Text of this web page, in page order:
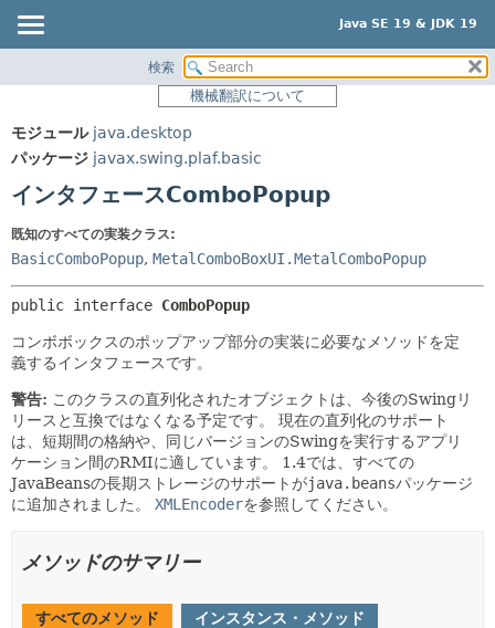
Java SE 19 & JDK 19
パッケージ
使用
ツリー
新規
非推奨
ヘルプ
サマリー:
ネスト済
メソッド
詳細:
メソッド
検索
機械翻訳について
モジュール java.desktop
パッケージ javax.swing.plaf.basic
インタフェースComboPopup
既知のすべての実装クラス:
BasicComboPopup, MetalComboBoxUI.MetalComboPopup
public interface ComboPopup
コンボボックスのポップアップ部分の実装に必要なメソッドを定
義するインタフェースです。
警告: このクラスの直列化されたオブジェクトは、今後のSwingリ
リースと互換ではなくなる予定です。
現在の直列化のサポート
は、短期間の格納や、同じバージョンのSwingを実行するアプリ
ケーション間のRMIに適しています。
1.4では、すべての
JavaBeansの長期ストレージのサポートがjava.beansパッケージ
に追加されました。
XMLEncoderを参照してください。
メソッドのサマリー
すべてのメソッド
インスタンス・メソッド